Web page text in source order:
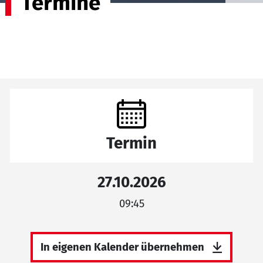
Termin
27.10.2026
09:45
In eigenen Kalender übernehmen